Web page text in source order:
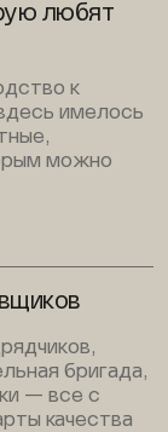
любят
к
имелось
можно
бригада,
— все с
качества